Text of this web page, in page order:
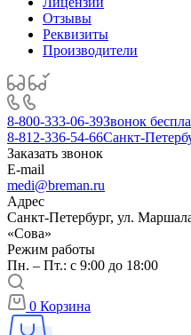
Отзывы
Реквизиты
Производители
8-800-333-06-39Звонок
8-812-336-54-66Санкт-
Заказать звонок
E-mail
medi@breman.ru
Адрес
Санкт-Петербург, ул.
«Сова»
Режим работы
Пн. – Пт.: с 9:00 до 18:00
0 Корзина